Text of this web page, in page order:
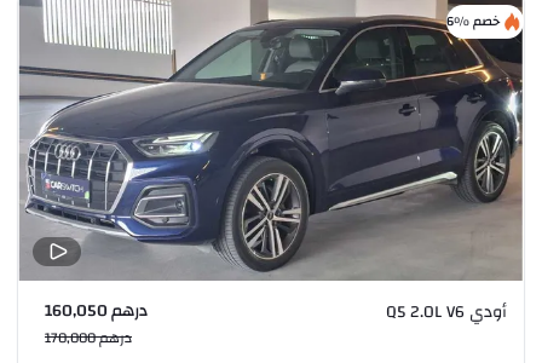
خصم %6
أودي Q5 2.0L V6 درهم 160,050
درهم 170,000